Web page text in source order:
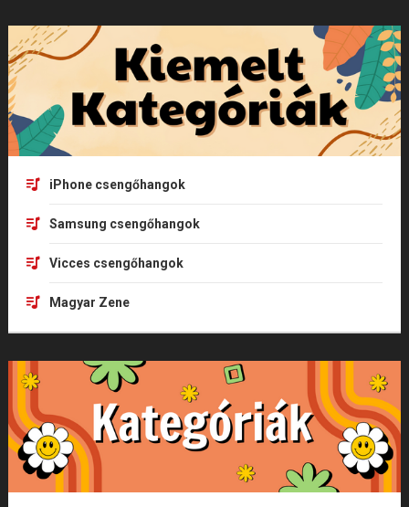
iPhone csengőhangok
Samsung csengőhangok
Vicces csengőhangok
Magyar Zene